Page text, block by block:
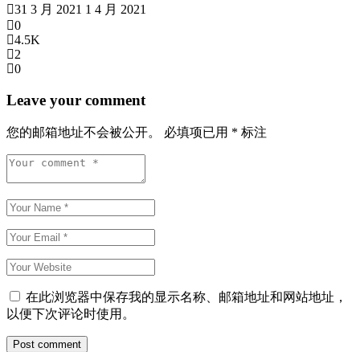
31 3 月 2021 1 4 月 2021
0
4.5K
2
0
Leave your comment
您的邮箱地址不会被公开。 必填项已用 * 标注
在此浏览器中保存我的显示名称、邮箱地址和网站地址，
以便下次评论时使用。